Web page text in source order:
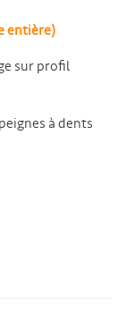
entière)
sur profil
à dents